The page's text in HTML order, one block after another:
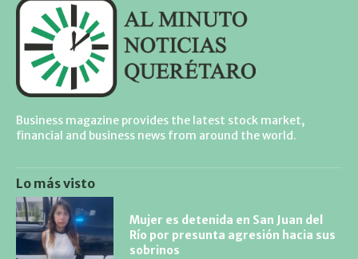
Business magazine provides the latest stock market,
financial and business news from around the world.
Lo más visto
Mujer es detenida en San Juan del
Río por presunta agresión hacia sus
sobrinos